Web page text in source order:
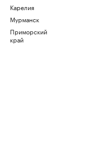
Карелия
Мурманск
Приморский
край